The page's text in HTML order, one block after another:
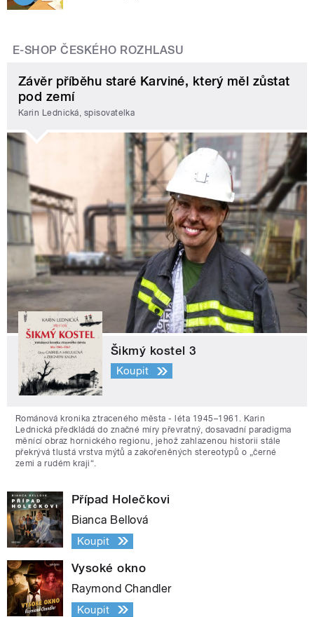
E-SHOP ČESKÉHO ROZHLASU
Závěr příběhu staré Karviné, který měl zůstat
pod zemí
Karin Lednická, spisovatelka
Šikmý kostel 3
Koupit
Románová kronika ztraceného města - léta 1945–1961. Karin
Lednická předkládá do značné míry převratný, dosavadní paradigma
měnící obraz hornického regionu, jehož zahlazenou historii stále
překrývá tlustá vrstva mýtů a zakořeněných stereotypů o „černé
zemi a rudém kraji“.
Případ Holečkovi
Bianca Bellová
Koupit
Vysoké okno
Raymond Chandler
Koupit